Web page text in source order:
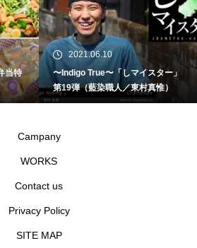
当特
2021.06.10
〜Indigo True〜「しマイスター」
第19弾（藍染職人／東村真惟）
Campany
WORKS
Contact us
Privacy Policy
SITE MAP